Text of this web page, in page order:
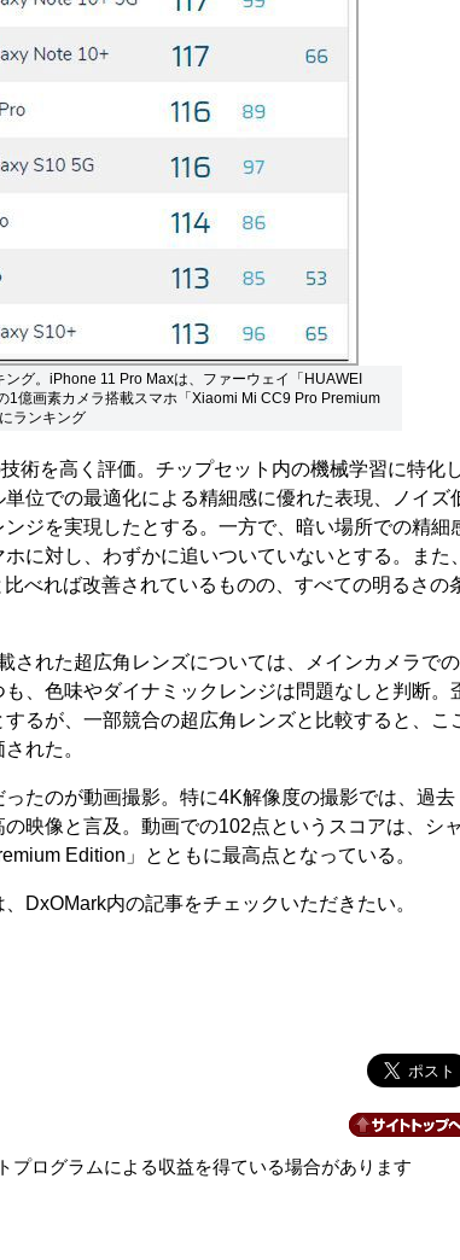
グ。iPhone 11 Pro Maxは、ファーウェイ「HUAWEI
1億画素カメラ搭載スマホ「Xiaomi Mi CC9 Pro Premium
ランキング
術を高く評価。チップセット内の機械学習に特化
位での最適化による精細感に優れた表現、ノイズ
ジを実現したとする。一方で、暗い場所での精細
に対し、わずかに追いついていないとする。また、
べれば改善されているものの、すべての明るさの
された超広角レンズについては、メインカメラでの
、色味やダイナミックレンジは問題なしと判断。
るが、一部競合の超広角レンズと比較すると、こ
れた。
たのが動画撮影。特に4K解像度の撮影では、過去
映像と言及。動画での102点というスコアは、シャ
Edition」とともに最高点となっている。
DxOMark内の記事をチェックいただきたい。
プログラムによる収益を得ている場合があります